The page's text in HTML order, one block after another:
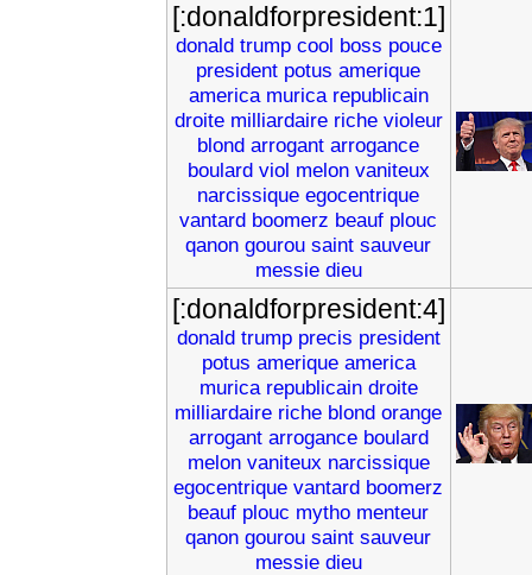
[:donaldforpresident:1]
donald trump cool boss pouce
president potus amerique
america murica republicain
droite milliardaire riche violeur
blond arrogant arrogance
boulard viol melon vaniteux
narcissique egocentrique
vantard boomerz beauf plouc
qanon gourou saint sauveur
messie dieu
[:donaldforpresident:4]
donald trump precis president
potus amerique america
murica republicain droite
milliardaire riche blond orange
arrogant arrogance boulard
melon vaniteux narcissique
egocentrique vantard boomerz
beauf plouc mytho menteur
qanon gourou saint sauveur
messie dieu